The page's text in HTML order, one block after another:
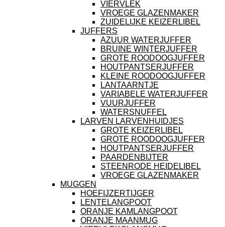
VIERVLEK
VROEGE GLAZENMAKER
ZUIDELIJKE KEIZERLIBEL
JUFFERS
AZUUR WATERJUFFER
BRUINE WINTERJUFFER
GROTE ROODOOGJUFFER
HOUTPANTSERJUFFER
KLEINE ROODOOGJUFFER
LANTAARNTJE
VARIABELE WATERJUFFER
VUURJUFFER
WATERSNUFFEL
LARVEN LARVENHUIDJES
GROTE KEIZERLIBEL
GROTE ROODOOGJUFFER
HOUTPANTSERJUFFER
PAARDENBIJTER
STEENRODE HEIDELIBEL
VROEGE GLAZENMAKER
MUGGEN
HOEFIJZERTIJGER
LENTELANGPOOT
ORANJE KAMLANGPOOT
ORANJE MAANMUG